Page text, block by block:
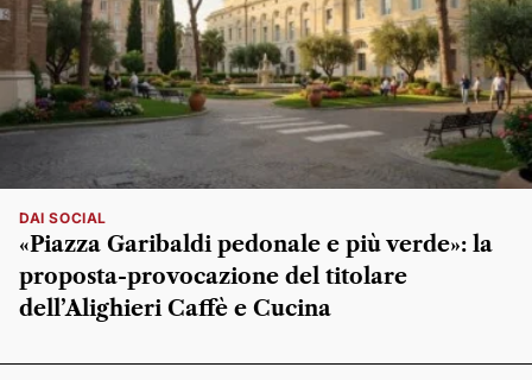
DAI SOCIAL
«Piazza Garibaldi pedonale e più verde»: la
proposta-provocazione del titolare
dell’Alighieri Caffè e Cucina